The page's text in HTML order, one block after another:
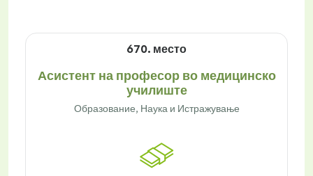
670. место
Асистент на професор во медицинско
училиште
Образование, Наука и Истражување